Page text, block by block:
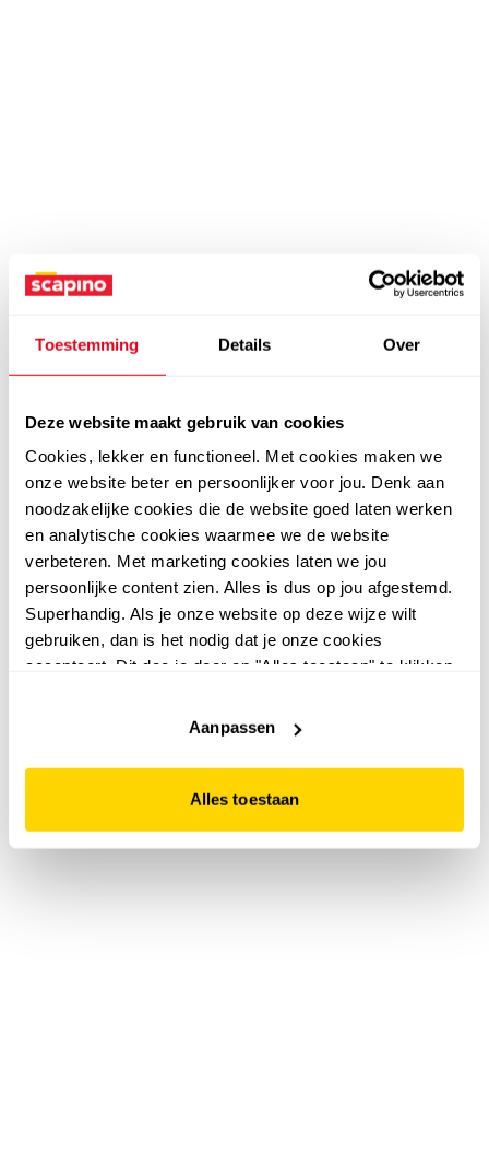
Toestemming Details Over
Deze website maakt gebruik van cookies
Cookies, lekker en functioneel. Met cookies maken we
onze website beter en persoonlijker voor jou. Denk aan
noodzakelijke cookies die de website goed laten werken
en analytische cookies waarmee we de website
verbeteren. Met marketing cookies laten we jou
persoonlijke content zien. Alles is dus op jou afgestemd.
Superhandig. Als je onze website op deze wijze wilt
gebruiken, dan is het nodig dat je onze cookies
accepteert. Dit doe je door op "Alles toestaan" te klikken.
website niet optimaal functioneert.
Aanpassen
Alles toestaan